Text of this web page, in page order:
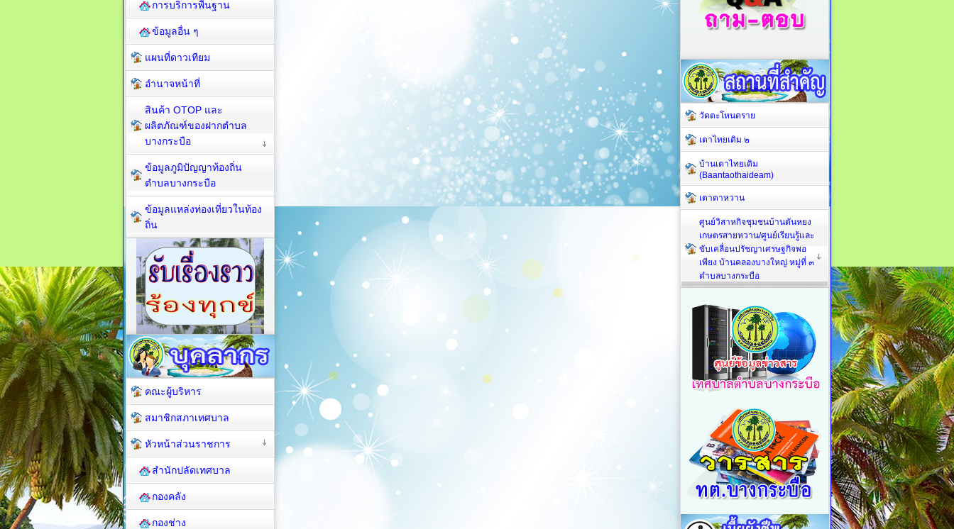
การบริการพื้นฐาน
ข้อมูลอื่น ๆ
แผนที่ดาวเทียม
อำนาจหน้าที่
สินค้า OTOP และ
ผลิตภัณฑ์ของฝากตำบล
บางกระบือ
ข้อมูลภูมิปัญญาท้องถิ่น
ตำบลบางกระบือ
ข้อมูลแหล่งท่องเที่ยวในท้อง
ถิ่น
คณะผู้บริหาร
สมาชิกสภาเทศบาล
หัวหน้าส่วนราชการ
สำนักปลัดเทศบาล
กองคลัง
กองช่าง
วัดตะโหนดราย
เตาไทยเดิม ๒
บ้านเตาไทยเดิม
(Baantaothaideam)
เตาตาหวาน
ศูนย์วิสาหกิจชุมชนบ้านตันหยง
เกษตรสายหวาน/ศูนย์เรียนรู้และ
ขับเคลื่อนปรัชญาเศรษฐกิจพอ
เพียง บ้านคลองบางใหญ่ หมู่ที่ ๓
ตำบลบางกระบือ